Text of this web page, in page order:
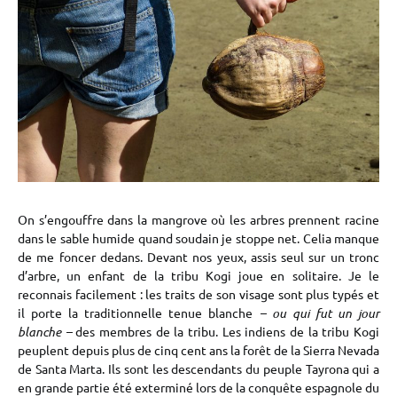
On s’engouffre dans la mangrove où les arbres prennent racine
dans le sable humide quand soudain je stoppe net. Celia manque
de me foncer dedans. Devant nos yeux, assis seul sur un tronc
d’arbre, un enfant de la tribu Kogi joue en solitaire. Je le
reconnais facilement : les traits de son visage sont plus typés et
il porte la traditionnelle tenue blanche – ou qui fut un jour
blanche –des membres de la tribu. Les indiens de la tribu Kogi
peuplent depuis plus de cinq cent ans la forêt de la Sierra Nevada
de Santa Marta. Ils sont les descendants du peuple Tayrona qui a
en grande partie été exterminé lors de la conquête espagnole du